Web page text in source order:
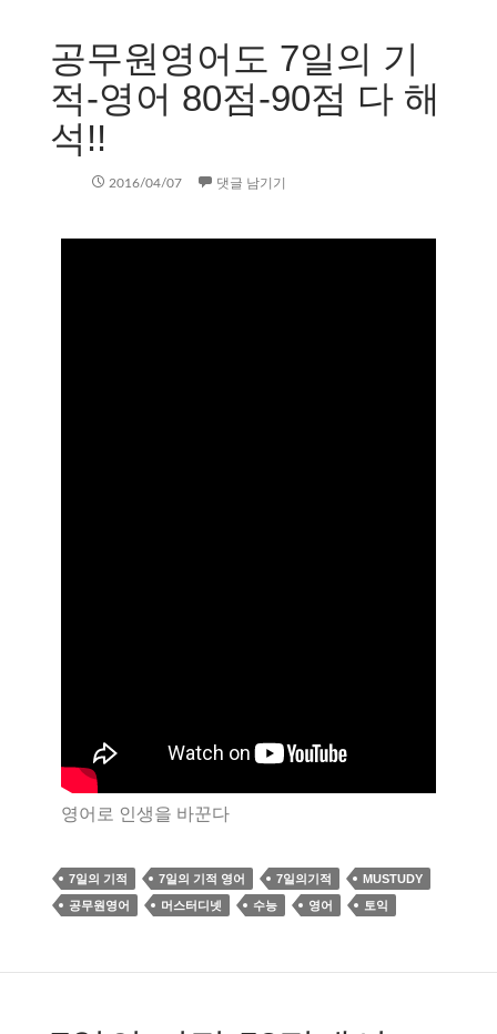
공무원영어도 7일의 기
적-영어 80점-90점 다 해
석!!
2016/04/07 댓글 남기기
영어로 인생을 바꾼다
7일의 기적 7일의 기적 영어 7일의기적
MUSTUDY
공무원영어
머스터디넷 수능 영어 토익